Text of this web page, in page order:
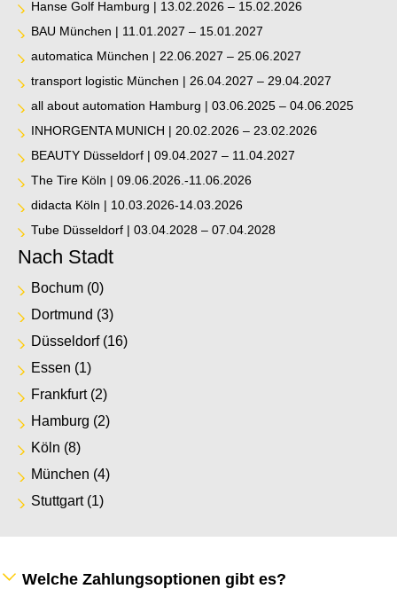
Hanse Golf Hamburg | 13.02.2026 – 15.02.2026
BAU München | 11.01.2027 – 15.01.2027
automatica München | 22.06.2027 – 25.06.2027
transport logistic München | 26.04.2027 – 29.04.2027
all about automation Hamburg | 03.06.2025 – 04.06.2025
INHORGENTA MUNICH | 20.02.2026 – 23.02.2026
BEAUTY Düsseldorf | 09.04.2027 – 11.04.2027
The Tire Köln | 09.06.2026.-11.06.2026
didacta Köln | 10.03.2026-14.03.2026
Tube Düsseldorf | 03.04.2028 – 07.04.2028
Nach Stadt
Bochum (0)
Dortmund (3)
Düsseldorf(16)
Essen (1)
Frankfurt(2)
Hamburg (2)
Köln (8)
München (4)
Stuttgart(1)
Welche Zahlungsoptionen gibt es?